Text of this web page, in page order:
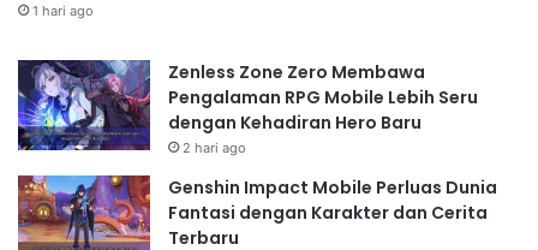
1 hari ago
Zenless Zone Zero Membawa
Pengalaman RPG Mobile Lebih Seru
dengan Kehadiran Hero Baru
2 hari ago
Genshin Impact Mobile Perluas Dunia
Fantasi dengan Karakter dan Cerita
Terbaru